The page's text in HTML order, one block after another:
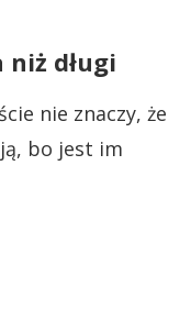
niż długi
nie znaczy, że
bo jest im